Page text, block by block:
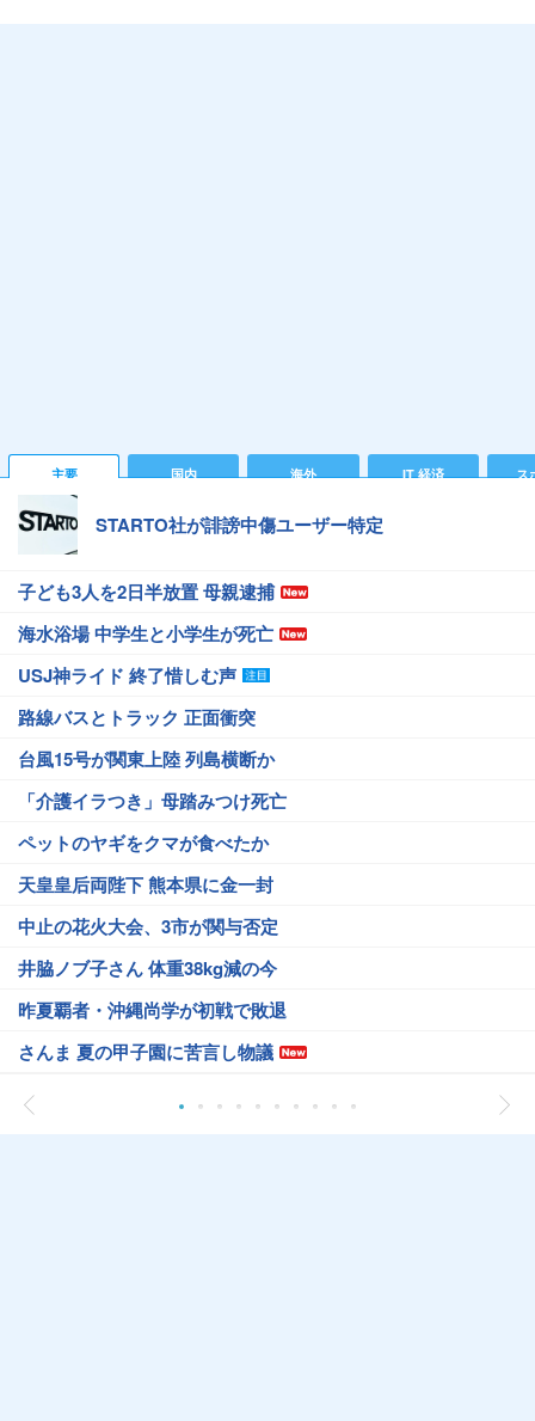
主要 国内 海外 IT 経済 ス
STARTO社が誹謗中傷ユーザー特定
子ども3人を2日半放置 母親逮捕
海水浴場 中学生と小学生が死亡
USJ神ライド 終了惜しむ声
路線バスとトラック 正面衝突
台風15号が関東上陸 列島横断か
「介護イラつき」母踏みつけ死亡
ペットのヤギをクマが食べたか
天皇皇后両陛下 熊本県に金一封
中止の花火大会、3市が関与否定
井脇ノブ子さん 体重38kg減の今
昨夏覇者・沖縄尚学が初戦で敗退
さんま 夏の甲子園に苦言し物議